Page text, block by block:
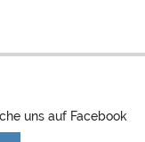
uns auf Facebook